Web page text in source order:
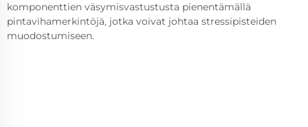
komponenttien väsymisvastustusta pienentämällä
pintavihamerkintöjä, jotka voivat johtaa stressipisteiden
muodostumiseen.